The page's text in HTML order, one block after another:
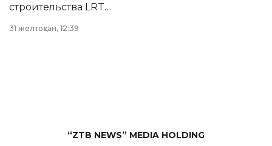
строительства LRT
республиканского
31 желтоқсан, 12:39
“ZTB NEWS” MEDIA HOLDING